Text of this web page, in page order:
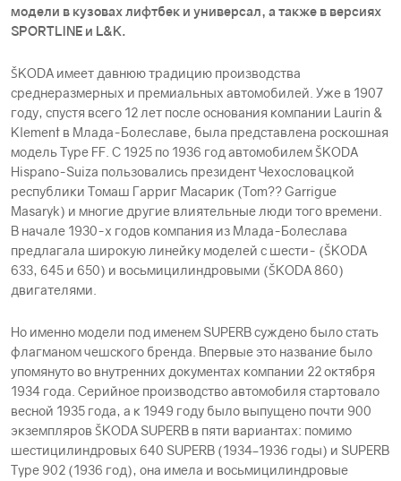
модели в кузовах лифтбек и универсал, а также в версиях
SPORTLINE и L&K.
ŠKODА имеет давнюю традицию производства
среднеразмерных и премиальных автомобилей. Уже в 1907
году, спустя всего 12 лет после основания компании Laurin &
Klement в Млада-Болеславе, была представлена роскошная
модель Type FF. С 1925 по 1936 год автомобилем ŠKODА
Hispano-Suiza пользовались президент Чехословацкой
республики Томаш Гарриг Масарик (Tom?? Garrigue
Masaryk) и многие другие влиятельные люди того времени.
В начале 1930-х годов компания из Млада-Болеслава
предлагала широкую линейку моделей с шести- (ŠKODА
633, 645 и 650) и восьмицилиндровыми (ŠKODА 860)
двигателями.
Но именно модели под именем SUPERB суждено было стать
флагманом чешского бренда. Впервые это название было
упомянуто во внутренних документах компании 22 октября
1934 года. Серийное производство автомобиля стартовало
весной 1935 года, а к 1949 году было выпущено почти 900
экземпляров ŠKODА SUPERB в пяти вариантах: помимо
шестицилиндровых 640 SUPERB (1934–1936 годы) и SUPERB
Type 902 (1936 год), она имела и восьмицилиндровые